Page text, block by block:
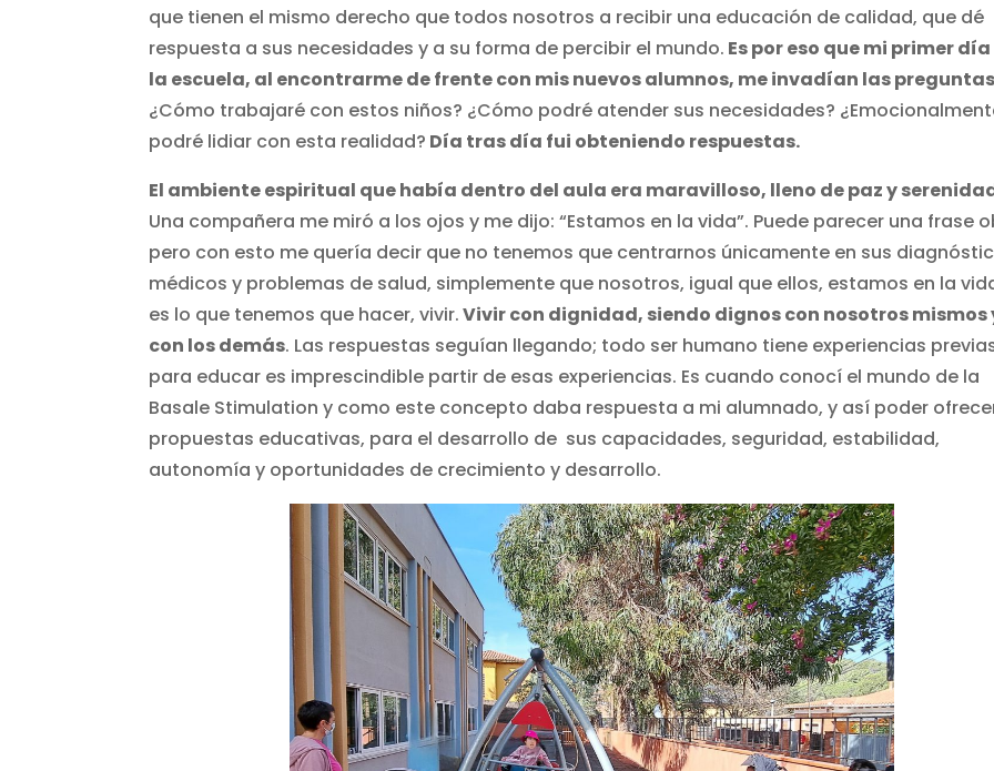
que tienen el mismo derecho que todos nosotros a recibir una educación de calidad, que dé
respuesta a sus necesidades y a su forma de percibir el mundo. Es por eso que mi primer día
la escuela, al encontrarme de frente con mis nuevos alumnos, me invadían las
¿Cómo trabajaré con estos niños? ¿Cómo podré atender sus necesidades?
podré lidiar con esta realidad? Día tras día fui obteniendo respuestas.
El ambiente espiritual que había dentro del aula era maravilloso, lleno de paz y
Una compañera me miró a los ojos y me dijo: “Estamos en la vida”. Puede parecer una frase
pero con esto me quería decir que no tenemos que centrarnos únicamente en sus
médicos y problemas de salud, simplemente que nosotros, igual que ellos, estamos en la
es lo que tenemos que hacer, vivir.Vivir con dignidad, siendo dignos con nosotros mismos
con los demás. Las respuestas seguían llegando; todo ser humano tiene experiencias
para educar es imprescindible partir de esas experiencias. Es cuando conocí el mundo de la
Basale Stimulation y como este concepto daba respuesta a mi alumnado, y así poder
propuestas educativas, para el desarrollo de sus capacidades, seguridad, estabilidad,
autonomía y oportunidades de crecimiento y desarrollo.